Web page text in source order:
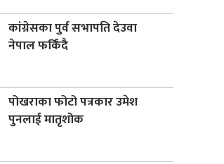
कांग्रेसका पुर्व सभापति देउवा
नेपाल फर्किंदै
पोखराका फोटो पत्रकार उमेश
पुनलाई मातृशोक